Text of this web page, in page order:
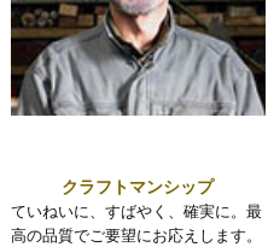
クラフトマンシップ
ていねいに、すばやく、確実に。最
高の品質でご要望にお応えします。